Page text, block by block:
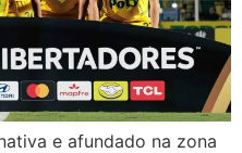
e afundado na zona